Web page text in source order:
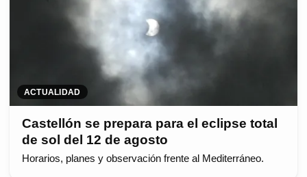
ACTUALIDAD
Castellón se prepara para el eclipse total
de sol del 12 de agosto
Horarios, planes y observación frente al Mediterráneo.